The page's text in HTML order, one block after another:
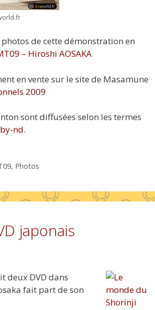
de cette démonstration en
– Hiroshi AOSAKA
en vente sur le site de Masamune
2009
sont diffusées selon les termes
nd.
, Photos
japonais
deux DVD dans
fait part de son